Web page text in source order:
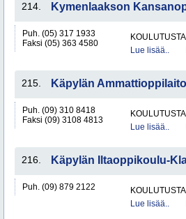
214. Kymenlaakson
Puh. (05) 317 1933
Faksi (05) 363 4580
KOULUTUSTA
Lue lisää..
215. Käpylän
Puh. (09) 310 8418
Faksi (09) 3108 4813
KOULUTUSTA
Lue lisää..
216. Käpylän Iltaoppikoulu-
Puh. (09) 879 2122
KOULUTUSTA
Lue lisää..